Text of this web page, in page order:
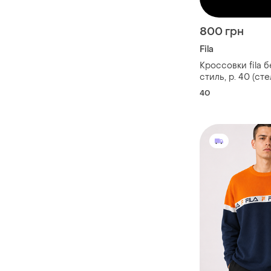
800 грн
Fila
Кроссовки fila
стиль, р. 40
идеальное
40